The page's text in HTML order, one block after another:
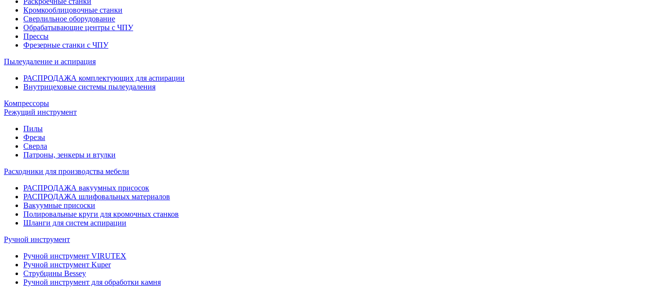
Кромкооблицовочные станки
Сверлильное оборудование
Обрабатывающие центры с ЧПУ
Прессы
Фрезерные станки с ЧПУ
Пылеудаление и аспирация
РАСПРОДАЖА комплектующих для аспирации
Внутрицеховые системы пылеудаления
Компрессоры
Режущий инструмент
Пилы
Фрезы
Сверла
Патроны, зенкеры и втулки
Расходники для производства мебели
РАСПРОДАЖА вакуумных присосок
РАСПРОДАЖА шлифовальных материалов
Вакуумные присоски
Полировальные круги для кромочных станков
Шланги для систем аспирации
Ручной инструмент
Ручной инструмент VIRUTEX
Ручной инструмент Kuper
Струбцины Bessey
Ручной инструмент для обработки камня